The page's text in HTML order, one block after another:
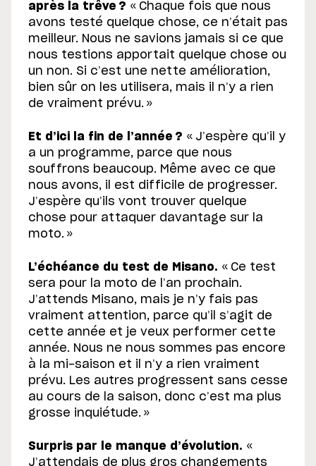
après la trêve ? « Chaque fois que nous
avons testé quelque chose, ce n’était pas
meilleur. Nous ne savions jamais si ce que
nous testions apportait quelque chose ou
un non. Si c’est une nette amélioration,
bien sûr on les utilisera, mais il n’y a rien
de vraiment prévu. »
Et d’ici la fin de l’année ? « J’espère qu’il y
a un programme, parce que nous
souffrons beaucoup. Même avec ce que
nous avons, il est difficile de progresser.
J’espère qu’ils vont trouver quelque
chose pour attaquer davantage sur la
moto. »
L’échéance du test de Misano. « Ce test
sera pour la moto de l’an prochain.
J’attends Misano, mais je n’y fais pas
vraiment attention, parce qu’il s’agit de
cette année et je veux performer cette
année. Nous ne nous sommes pas encore
à la mi-saison et il n’y a rien vraiment
prévu. Les autres progressent sans cesse
au cours de la saison, donc c’est ma plus
grosse inquiétude. »
Surpris par le manque d’évolution. «
J’attendais de plus gros changements